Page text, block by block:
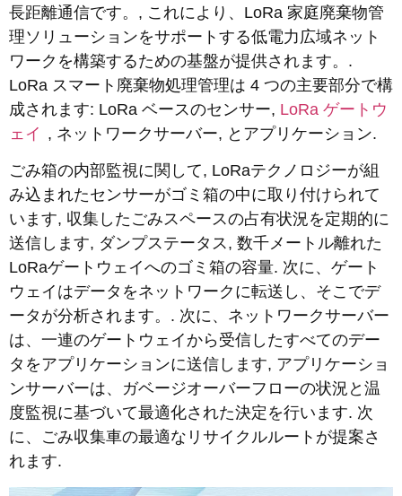
長距離通信です。, これにより、LoRa 家庭廃棄物管
理ソリューションをサポートする低電力広域ネット
ワークを構築するための基盤が提供されます。.
LoRa スマート廃棄物処理管理は 4 つの主要部分で構
成されます: LoRa ベースのセンサー, LoRa ゲートウ
ェイ , ネットワークサーバー, とアプリケーション.
ごみ箱の内部監視に関して, LoRaテクノロジーが組
み込まれたセンサーがゴミ箱の中に取り付けられて
います, 収集したごみスペースの占有状況を定期的に
送信します, ダンプステータス, 数千メートル離れた
LoRaゲートウェイへのゴミ箱の容量. 次に、ゲート
ウェイはデータをネットワークに転送し、そこでデ
ータが分析されます。. 次に、ネットワークサーバー
は、一連のゲートウェイから受信したすべてのデー
タをアプリケーションに送信します, アプリケーショ
ンサーバーは、ガベージオーバーフローの状況と温
度監視に基づいて最適化された決定を行います. 次
に、ごみ収集車の最適なリサイクルルートが提案さ
れます.